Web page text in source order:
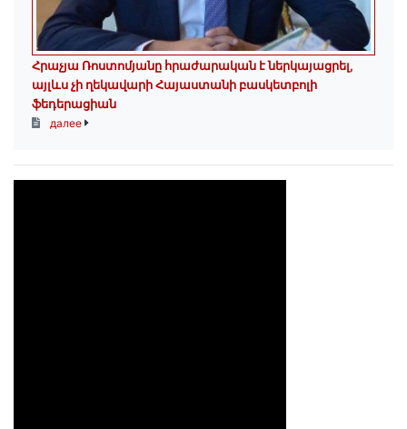
Հրաչյա Ռոստոմյանը հրաժարական է ներկայացրել,
այլևս չի ղեկավարի Հայաստանի բասկետբոլի
ֆեդերացիան
далее